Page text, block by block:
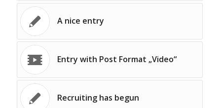
A nice entry
Entry with Post Format „Video“
Recruiting has begun